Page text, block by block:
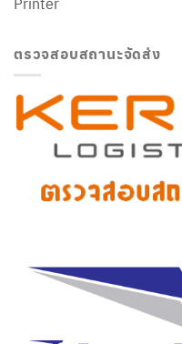
ตรวจสอบสถานะจัดส่ง